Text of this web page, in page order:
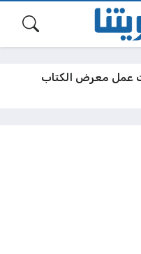
عمل معرض الكتاب